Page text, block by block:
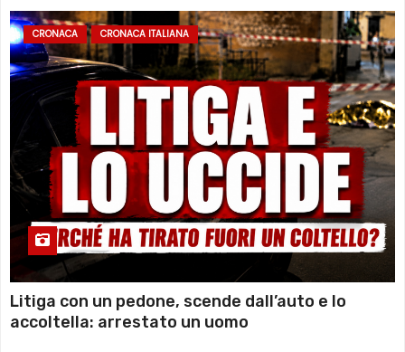
CRONACA CRONACA ITALIANA
Litiga con un pedone, scende dall’auto e lo
accoltella: arrestato un uomo